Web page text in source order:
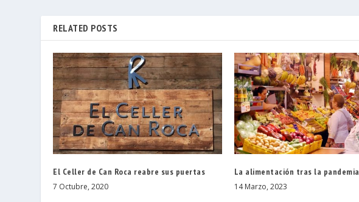
RELATED POSTS
El Celler de Can Roca reabre sus puertas
7 Octubre, 2020
La alimentación tras la pandemia
14 Marzo, 2023